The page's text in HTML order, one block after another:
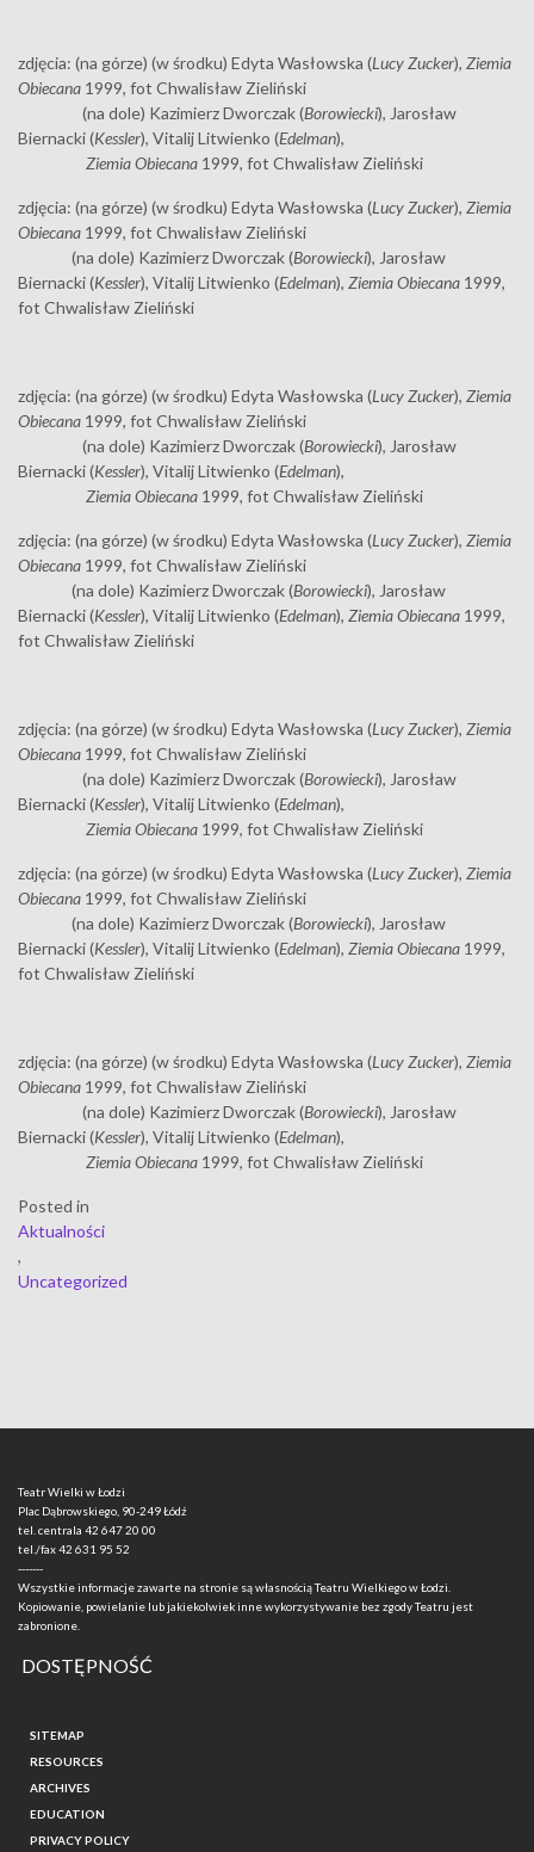
zdjęcia: (na górze) (w środku) Edyta Wasłowska (Lucy Zucker), Ziemia
Obiecana 1999, fot Chwalisław Zieliński
(na dole) Kazimierz Dworczak (Borowiecki), Jarosław
Biernacki (Kessler), Vitalij Litwienko (Edelman),
Ziemia Obiecana 1999, fot Chwalisław Zieliński
zdjęcia: (na górze) (w środku) Edyta Wasłowska (Lucy Zucker), Ziemia
Obiecana 1999, fot Chwalisław Zieliński
(na dole) Kazimierz Dworczak (Borowiecki), Jarosław
Biernacki (Kessler), Vitalij Litwienko (Edelman), Ziemia Obiecana 1999,
fot Chwalisław Zieliński
zdjęcia: (na górze) (w środku) Edyta Wasłowska (Lucy Zucker), Ziemia
Obiecana 1999, fot Chwalisław Zieliński
(na dole) Kazimierz Dworczak (Borowiecki), Jarosław
Biernacki (Kessler), Vitalij Litwienko (Edelman),
Ziemia Obiecana 1999, fot Chwalisław Zieliński
zdjęcia: (na górze) (w środku) Edyta Wasłowska (Lucy Zucker), Ziemia
Obiecana 1999, fot Chwalisław Zieliński
(na dole) Kazimierz Dworczak (Borowiecki), Jarosław
Biernacki (Kessler), Vitalij Litwienko (Edelman), Ziemia Obiecana 1999,
fot Chwalisław Zieliński
zdjęcia: (na górze) (w środku) Edyta Wasłowska (Lucy Zucker), Ziemia
Obiecana 1999, fot Chwalisław Zieliński
(na dole) Kazimierz Dworczak (Borowiecki), Jarosław
Biernacki (Kessler), Vitalij Litwienko (Edelman),
Ziemia Obiecana 1999, fot Chwalisław Zieliński
zdjęcia: (na górze) (w środku) Edyta Wasłowska (Lucy Zucker), Ziemia
Obiecana 1999, fot Chwalisław Zieliński
(na dole) Kazimierz Dworczak (Borowiecki), Jarosław
Biernacki (Kessler), Vitalij Litwienko (Edelman), Ziemia Obiecana 1999,
fot Chwalisław Zieliński
zdjęcia: (na górze) (w środku) Edyta Wasłowska (Lucy Zucker), Ziemia
Obiecana 1999, fot Chwalisław Zieliński
(na dole) Kazimierz Dworczak (Borowiecki), Jarosław
Biernacki (Kessler), Vitalij Litwienko (Edelman),
Ziemia Obiecana 1999, fot Chwalisław Zieliński
Posted in
Aktualności
,
Uncategorized
Teatr Wielki w Łodzi
Plac Dąbrowskiego, 90-249 Łódź
tel. centrala 42 647 20 00
tel./fax42 631 95 52
-------
Wszystkie informacje zawarte na stronie są własnością Teatru Wielkiego w Łodzi.
Kopiowanie, powielanie lub jakiekolwiek inne wykorzystywanie bez zgody Teatru jest
zabronione.
DOSTĘPNOŚĆ
SITEMAP
RESOURCES
ARCHIVES
EDUCATION
PRIVACY POLICY